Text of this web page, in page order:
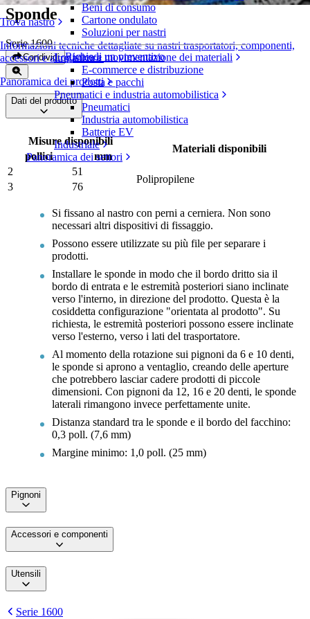
Trova nastro
Informazioni tecniche dettagliate su nastri trasportatori, componenti,
accessori e altro ancora
Panoramica dei prodotti
Beni di consumo
Cartone ondulato
Soluzioni per nastri
Logistica e movimentazione dei materiali
E-commerce e distribuzione
Posta e pacchi
Pneumatici e industria automobilistica
Pneumatici
Industria automobilistica
Batterie EV
Industriale
Panoramica dei settori
Sponde
Serie 1600
Condividi Richiedi un preventivo
Dati del prodotto
Misure disponibili
Materiali disponibili
pollici
mm
2
51
Polipropilene
3 76
Si fissano al nastro con perni a cerniera. Non sono
necessari altri dispositivi di fissaggio.
Possono essere utilizzate su più file per separare i
prodotti.
Installare le sponde in modo che il bordo dritto sia il
bordo di entrata e le estremità posteriori siano inclinate
verso l'interno, in direzione del prodotto. Questa è la
cosiddetta configurazione "orientata al prodotto". Su
richiesta, le estremità posteriori possono essere inclinate
verso l'esterno, verso i lati del trasportatore.
Al momento della rotazione sui pignoni da 6 e 10 denti,
le sponde si aprono a ventaglio, creando delle aperture
che potrebbero lasciar cadere prodotti di piccole
dimensioni. Con pignoni da 12, 16 e 20 denti, le sponde
laterali rimangono invece perfettamente unite.
Distanza standard tra le sponde e il bordo del facchino:
0,3 poll. (7,6 mm)
Margine minimo: 1,0 poll. (25 mm)
Pignoni
Accessori e componenti
Utensili
Serie 1600